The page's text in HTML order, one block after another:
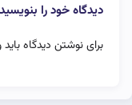
دیدگاه خود را بنویسید
برای نوشتن دیدگاه باید